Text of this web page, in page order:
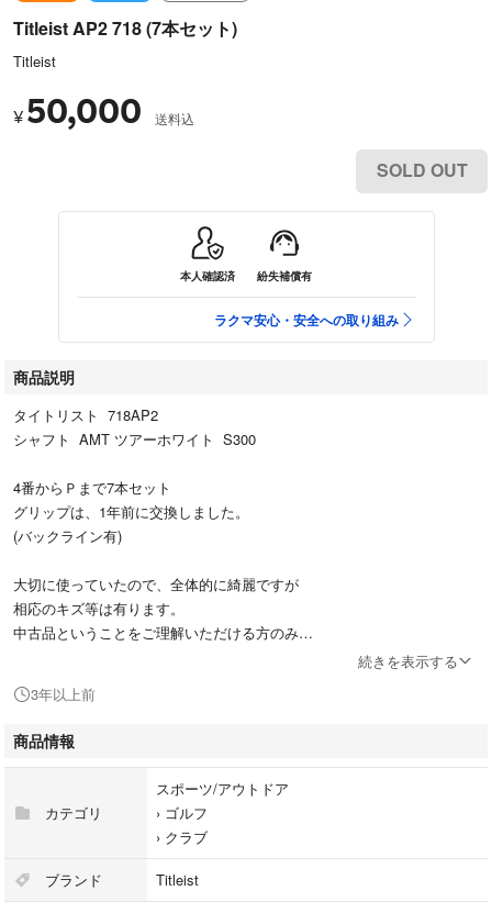
Titleist AP2 718 (7本セット)
Titleist
¥ 50,000 送料込
SOLD OUT
本人確認済 紛失補償有
ラクマ安心・安全への取り組み
商品説明
タイトリスト 718AP2
シャフト AMT ツアーホワイト S300
4番からＰまで7本セット
グリップは、1年前に交換しました。
(バックライン有)
大切に使っていたので、全体的に綺麗ですが
相応のキズ等は有ります。
中古品ということをご理解いただける方のみ
続きを表示する
3年以上前
商品情報
カテゴリ
スポーツ/アウトドア
› ゴルフ
› クラブ
ブランド Titleist